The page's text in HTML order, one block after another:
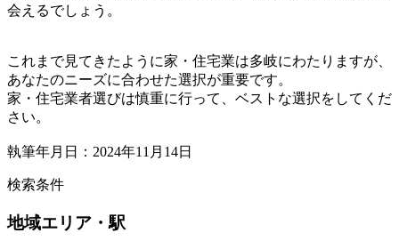
会えるでしょう。
これまで見てきたように家・住宅業は多岐にわたりますが、
あなたのニーズに合わせた選択が重要です。
家・住宅業者選びは慎重に行って、ベストな選択をしてくだ
さい。
執筆年月日：2024年11月14日
検索条件
地域エリア・駅